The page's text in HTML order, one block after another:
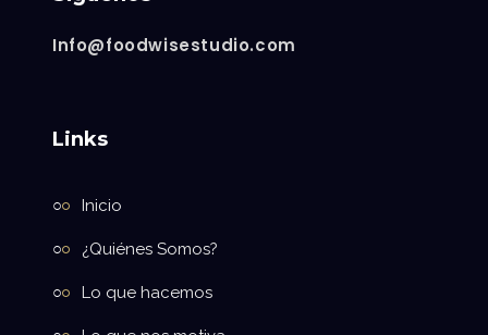
Info@foodwisestudio.com
Links
Inicio
¿Quiénes Somos?
Lo que hacemos